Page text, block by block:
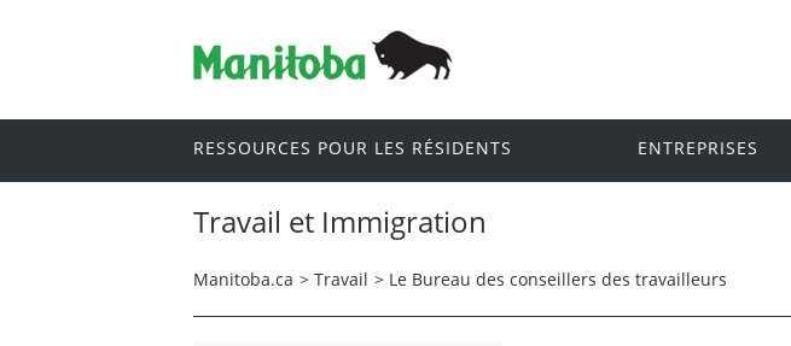
RESSOURCES POUR LES RÉSIDENTS ENTREPRISES
Travail et Immigration
Manitoba.ca > Travail > Le Bureau des conseillers des travailleurs